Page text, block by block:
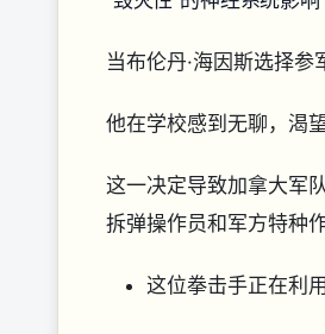
当布伦丹·海因斯选择参
他在学校感到无聊，渴
这一决定导致加拿大军
拆弹操作员和军方特种
这位拳击手正在利